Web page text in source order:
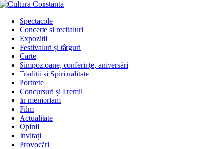
Sari
conținutSpectacole
Concerte și recitaluri
Expoziții
Festivaluri și târguri
Carte
Simpozioane, conferințe, aniversări
Tradiții și Spiritualitate
Portrete
Concursuri și Premii
In memoriam
Film
Actualitate
Opinii
Invitați
Provocări